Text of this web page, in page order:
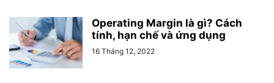
Operating Margin là gì? Cách
tính, hạn chế và ứng dụng
16 Tháng 12, 2022